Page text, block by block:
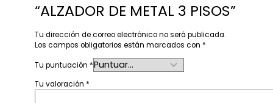
“ALZADOR DE METAL 3 PISOS”
Tu dirección de correo electrónico no será publicada.
Los campos obligatorios están marcados con *
Tu puntuación *
Tu valoración *